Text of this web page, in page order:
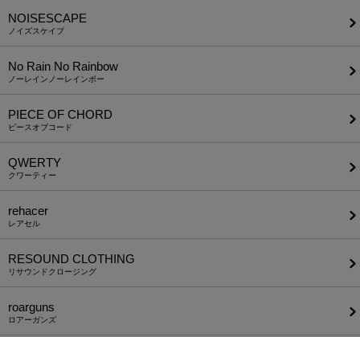
NOISESCAPE
ノイズスケイプ
No Rain No Rainbow
ノーレインノーレインボー
PIECE OF CHORD
ピースオブコード
QWERTY
クワーティー
rehacer
レアセル
RESOUND CLOTHING
リサウンドクロージング
roarguns
ロアーガンズ